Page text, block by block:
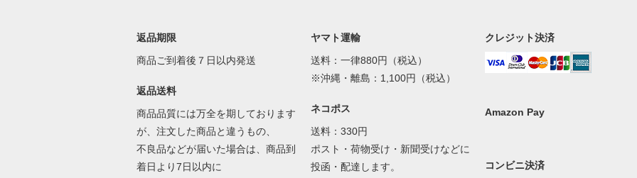
返品期限
商品ご到着後７日以内発送
返品送料
商品品質には万全を期しております
が、注文した商品と違うもの、
不良品などが届いた場合は、商品到
着日より7日以内に
ヤマト運輸
送料：一律880円（税込）
※沖縄・離島：1,100円（税込）
ネコポス
送料：330円
ポスト・荷物受け・新聞受けなどに
投函・配達します。
クレジット決済
Amazon Pay
コンビニ決済